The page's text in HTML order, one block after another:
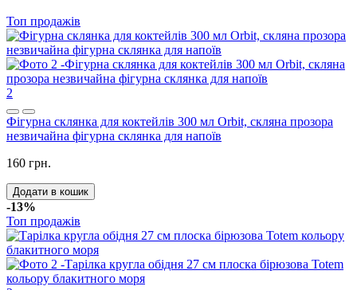
Топ продажів
2
Фігурна склянка для коктейлів 300 мл Orbit, скляна прозора
незвичайна фігурна склянка для напоїв
160 грн.
Додати в кошик
-13%
Топ продажів